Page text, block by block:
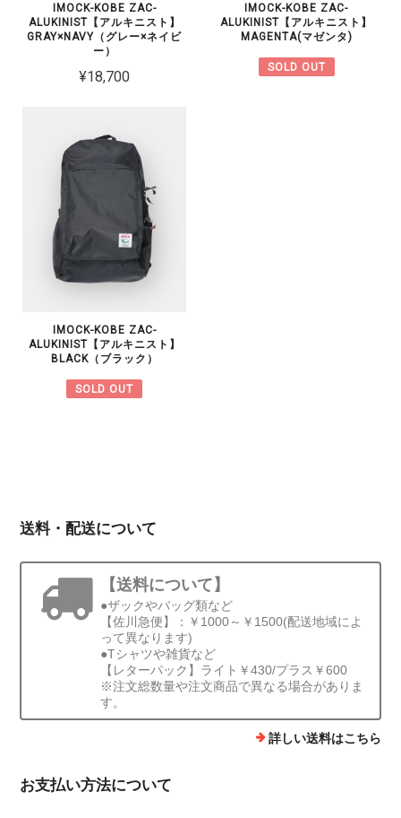
IMOCK-KOBE ZAC-
ALUKINIST【アルキニスト】
GRAY×NAVY（グレー×ネイビ
ー）
¥18,700
IMOCK-KOBE ZAC-
ALUKINIST【アルキニスト】
MAGENTA(マゼンタ)
SOLD OUT
IMOCK-KOBE ZAC-
ALUKINIST【アルキニスト】
BLACK（ブラック）
SOLD OUT
送料・配送について
【送料について】
●ザックやバッグ類など
【佐川急便】：￥1000～￥1500(配送地域によ
って異なります)
●Tシャツや雑貨など
【レターパック】ライト￥430/プラス￥600
※注文総数量や注文商品で異なる場合がありま
す。
詳しい送料はこちら
お支払い方法について